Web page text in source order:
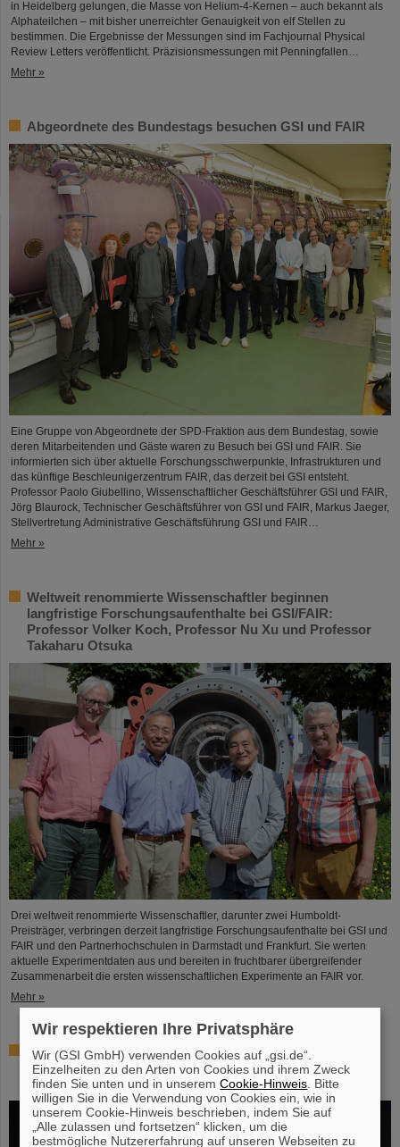
in Heidelberg gelungen, die Masse von Helium-4-Kernen – auch bekannt als
Alphateilchen – mit bisher unerreichter Genauigkeit von elf Stellen zu
bestimmen. Die Ergebnisse der Messungen sind im Fachjournal Physical
Review Letters veröffentlicht. Präzisionsmessungen mit Penningfallen…
Mehr »
Abgeordnete des Bundestags besuchen GSI und FAIR
Eine Gruppe von Abgeordnete der SPD-Fraktion aus dem Bundestag, sowie
deren Mitarbeitenden und Gäste waren zu Besuch bei GSI und FAIR. Sie
informierten sich über aktuelle Forschungsschwerpunkte, Infrastrukturen und
das künftige Beschleunigerzentrum FAIR, das derzeit bei GSI entsteht.
Professor Paolo Giubellino, Wissenschaftlicher Geschäftsführer GSI und FAIR,
Jörg Blaurock, Technischer Geschäftsführer von GSI und FAIR, Markus Jaeger,
Stellvertretung Administrative Geschäftsführung GSI und FAIR…
Mehr »
Weltweit renommierte Wissenschaftler beginnen
langfristige Forschungsaufenthalte bei GSI/FAIR:
Professor Volker Koch, Professor Nu Xu und Professor
Takaharu Otsuka
Drei weltweit renommierte Wissenschaftler, darunter zwei Humboldt-
Preisträger, verbringen derzeit langfristige Forschungsaufenthalte bei GSI und
FAIR und den Partnerhochschulen in Darmstadt und Frankfurt. Sie werten
aktuelle Experimentdaten aus und bereiten in fruchtbarer übergreifender
Zusammenarbeit die ersten wissenschaftlichen Experimente an FAIR vor.
Mehr »
Hohe Auszeichnung für Professor Marco Durante:
Kaplan-Preis für herausragende Leistungen in der
Strahlenforschung
Wir respektieren Ihre Privatsphäre
Wir (GSI GmbH) verwenden Cookies auf „gsi.de“.
Einzelheiten zu den Arten von Cookies und ihrem Zweck
finden Sie unten und in unseremCookie-Hinweis . Bitte
willigen Sie in die Verwendung von Cookies ein, wie in
unserem Cookie-Hinweis beschrieben, indem Sie auf
„Alle zulassen und fortsetzen“ klicken, um die
bestmögliche Nutzererfahrung auf unseren Webseiten zu